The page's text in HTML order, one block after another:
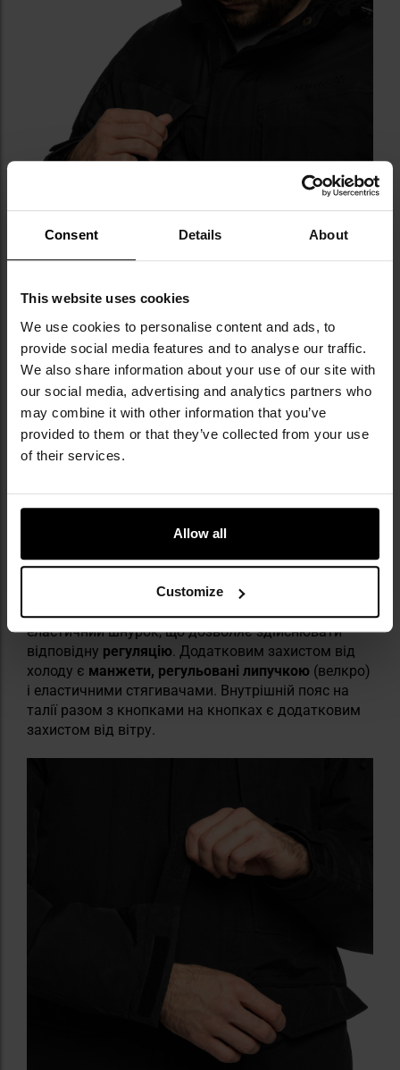
Consent Details About
This website uses cookies
We use cookies to personalise content and ads, to
provide social media features and to analyse our traffic.
We also share information about your use of our site with
our social media, advertising and analytics partners who
may combine it with other information that you’ve
provided to them or that they’ve collected from your use
of their services.
Allow all
Customize
РЕГУЛЬОВАНИЙ КАПЮШОН І КОМІР
ВИСОКОГО ПРОФІЛЮ
капюшономз можливістю відстібання.Високий
флісовою підкладкою
забезпечує захист
еластичний шнурок, що дозволяє здійснювати
відповідну регуляцію. Додатковим захистом від
холоду є манжети, регульовані липучкою (велкро)
і еластичними стягивачами. Внутрішній пояс на
талії разом з кнопками на кнопках є додатковим
захистом від вітру.